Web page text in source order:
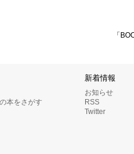
「
本をさがす
新着情報
お知らせ
RSS
Twitter